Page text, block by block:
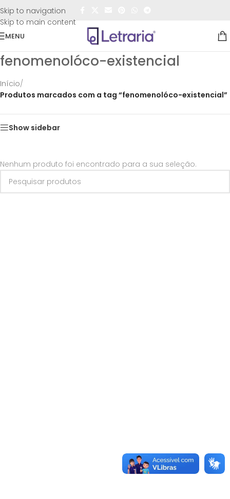
Skip to navigation
Skip to main content
FRETE GRÁTIS
MENU
fenomenolóco-existencial
Início/
Produtos marcados com a tag “fenomenolóco-existencial”
Show sidebar
Nenhum produto foi encontrado para a sua seleção.